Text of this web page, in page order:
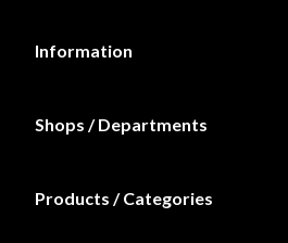
Information
Shops / Departments
Products / Categories